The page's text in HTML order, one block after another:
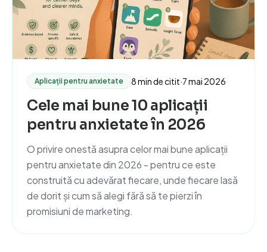
Aplicații pentru anxietate 8 min de citit·7 mai 2026
Cele mai bune 10 aplicații
pentru anxietate în 2026
O privire onestă asupra celor mai bune aplicații
pentru anxietate din 2026 - pentru ce este
construită cu adevărat fiecare, unde fiecare lasă
de dorit și cum să alegi fără să te pierzi în
promisiuni de marketing.